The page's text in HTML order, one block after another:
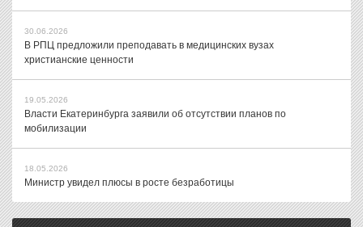
30.06.2026
В РПЦ предложили преподавать в медицинских вузах
христианские ценности
19.05.2026
Власти Екатеринбурга заявили об отсутствии планов по
мобилизации
18.05.2026
Министр увидел плюсы в росте безработицы